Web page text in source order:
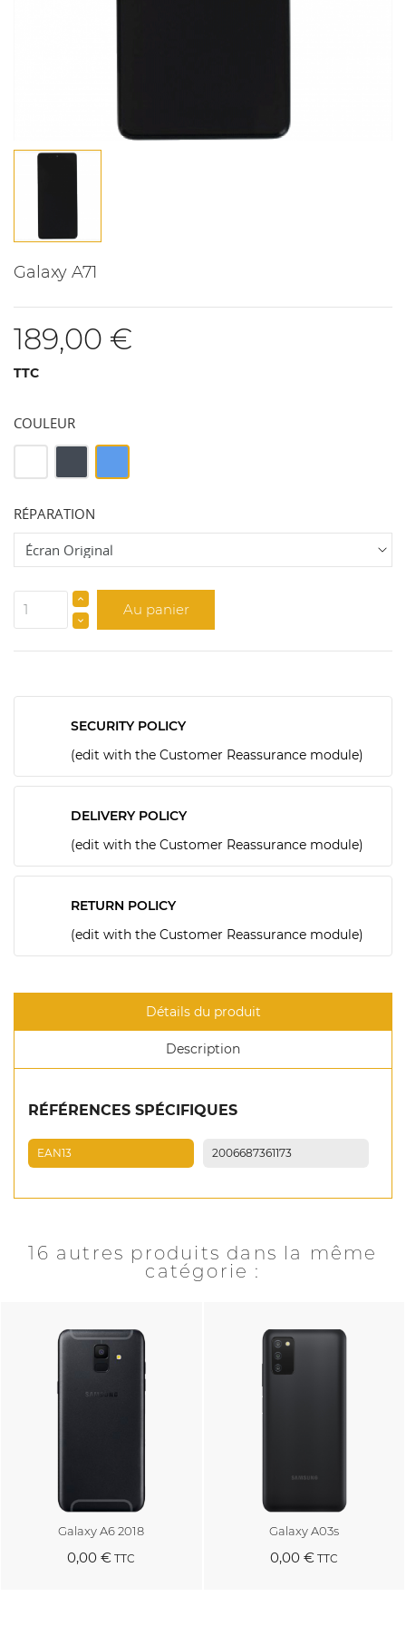
Galaxy A71
189,00 €
TTC
COULEUR
Bleu
RÉPARATION
Au panier
SECURITY POLICY
(edit with the Customer Reassurance module)
DELIVERY POLICY
(edit with the Customer Reassurance module)
RETURN POLICY
(edit with the Customer Reassurance module)
Détails du produit
Description
RÉFÉRENCES SPÉCIFIQUES
EAN13 2006687361173
16 autres produits dans la même
catégorie :
Galaxy A6 2018
0,00 € TTC
Galaxy A03s
0,00 €TTC